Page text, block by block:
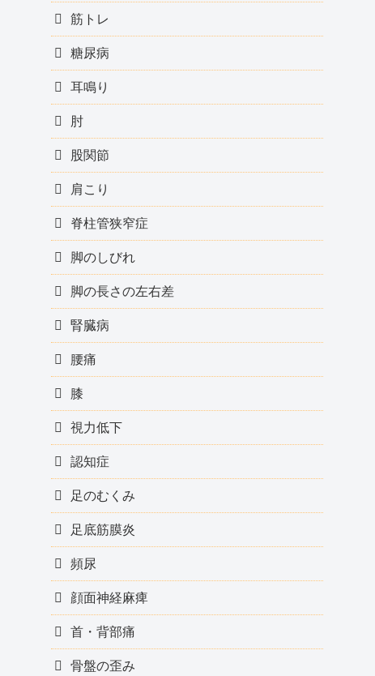
筋トレ
糖尿病
耳鳴り
肘
股関節
肩こり
脊柱管狭窄症
脚のしびれ
脚の長さの左右差
腎臓病
腰痛
膝
視力低下
認知症
足のむくみ
足底筋膜炎
頻尿
顔面神経麻痺
首・背部痛
骨盤の歪み